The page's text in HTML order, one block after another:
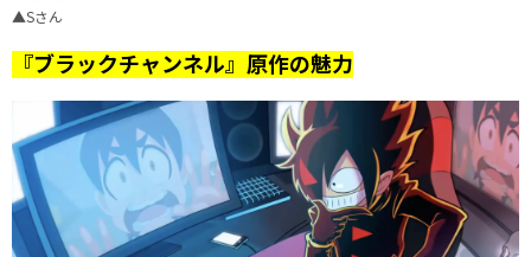
▲Sさん
『ブラックチャンネル』原作の魅力